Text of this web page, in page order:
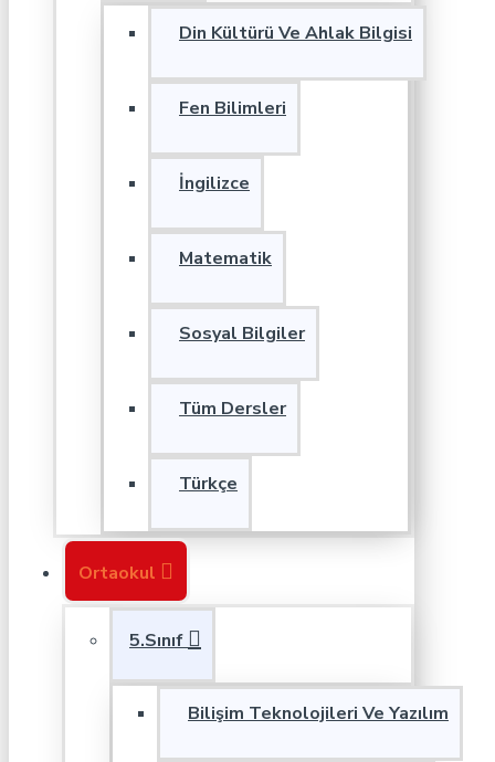
Din Kültürü Ve Ahlak Bilgisi
Fen Bilimleri
İngilizce
Matematik
Sosyal Bilgiler
Tüm Dersler
Türkçe
Ortaokul
5.Sınıf
Bilişim Teknolojileri Ve Yazılım